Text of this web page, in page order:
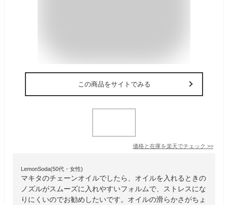
この商品をサイトでみる
価格と在庫を楽天でチェック >>
LemonSoda(50代・女性)
マキタのチェーンオイルでしたら、オイルを入れるときの
ノズルがスムーズに入れやすいフォルムで、ストレスにな
りにくいのでお勧めしたいです。オイルの滑らかさがちょ